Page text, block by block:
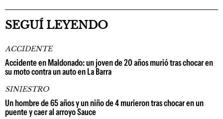
SEGUÍ LEYENDO
ACCIDENTE
Accidente en Maldonado: un joven de 20 años murió tras chocar en
su moto contra un auto en La Barra
SINIESTRO
Un hombre de 65 años y un niño de 4 murieron tras chocar en un
puente y caer al arroyo Sauce